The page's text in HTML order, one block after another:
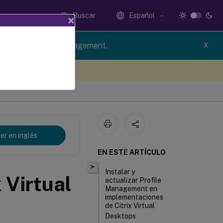
Buscar Español
of Profile Management. X
en inglés
Virtual
>
EN ESTE ARTÍCULO
Instalar y
actualizar Profile
Management en
implementaciones
de Citrix Virtual
Desktops
×